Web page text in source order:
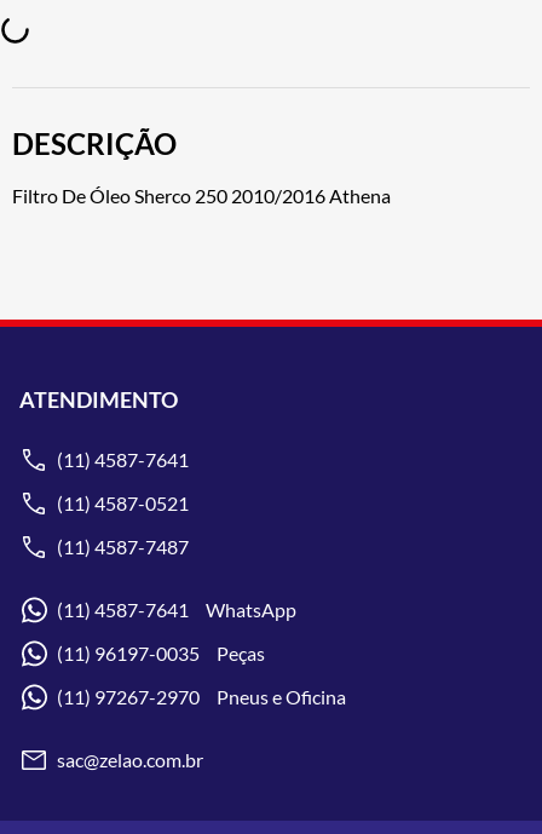
DESCRIÇÃO
Filtro De Óleo Sherco 250 2010/2016 Athena
ATENDIMENTO
(11) 4587-7641
(11) 4587-0521
(11) 4587-7487
(11) 4587-7641 WhatsApp
(11) 96197-0035 Peças
(11) 97267-2970 Pneus e Oficina
sac@zelao.com.br